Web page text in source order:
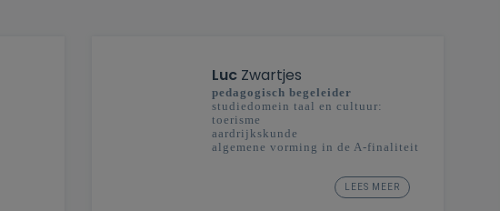
Luc Zwartjes
pedagogisch begeleider
studiedomein taal en cultuur:
toerisme
aardrijkskunde
algemene vorming in de A-finaliteit
Oost- en West-Vlaanderen -LEES MEER